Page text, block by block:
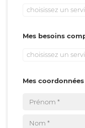
choisissez un
Mes besoins
choisissez un
Mes coordonnées